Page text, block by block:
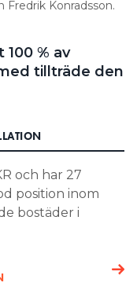
Fredrik Konradsson.
% av
tillträde den
och har 27
position inom
bostäder i